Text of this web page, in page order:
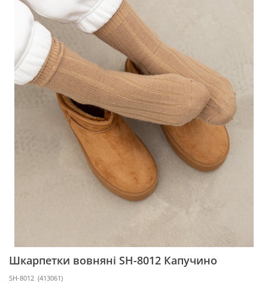
Шкарпетки вовняні SH-8012 Капучино
SH-8012 (413061)